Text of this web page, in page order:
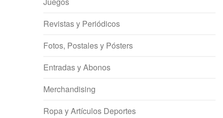
Revistas y Periódicos
Fotos, Postales y Pósters
Entradas y Abonos
Merchandising
Ropa y Artículos Deportes